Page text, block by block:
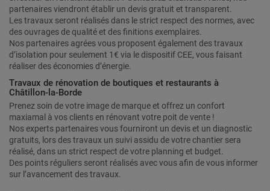
partenaires viendront établir un devis gratuit et transparent.
Les travaux seront réalisés dans le strict respect des normes, avec
des ouvrages de qualité et des finitions exemplaires.
Nos partenaires agrées vous proposent également des travaux
d’isolation pour seulement 1€ via le dispositif CEE, vous faisant
réaliser des économies d’énergie.
Travaux de rénovation de boutiques et restaurants à
Châtillon-la-Borde
Prenez soin de votre image de marque et offrez un confort
maxiamal à vos clients en rénovant votre poit de vente !
Nos experts partenaires vous fourniront un devis et un diagnostic
gratuits, lors des travaux un suivi assidu de votre chantier sera
réalisé, dans un strict respect de votre planning et budget.
Des points réguliers seront réalisés avec vous afin de vous informer
sur l’avancement des travaux.